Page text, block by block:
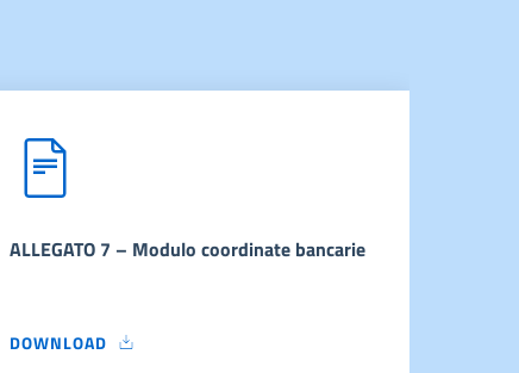
ALLEGATO 7 – Modulo coordinate bancarie
DOWNLOAD
ALLEGATO 7 – MODULO COORDINATE BANCARIE